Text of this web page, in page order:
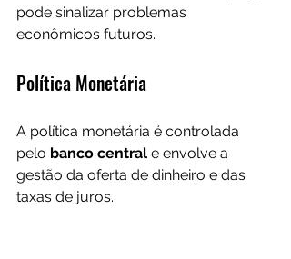
pode sinalizar problemas
econômicos futuros.
Política Monetária
A política monetária é controlada
pelo banco central e envolve a
gestão da oferta de dinheiro e das
taxas de juros.